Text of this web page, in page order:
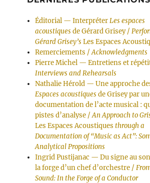
Éditorial — InterpréterLes espaces
acoustiques de Gérard Grisey /
Gérard Grisey’sLes Espaces
Remerciements /Acknowledgments
Pierre Michel — Entretiens et
Interviews and Rehearsals
Nathalie Hérold — Une approche
Espaces acoustiques de Grisey par
documentation de l’acte musical :
pistes d’analyse /An Approach to
Les Espaces Acoustiques through a
Documentation of “Music as Act”:
Analytical Propositions
Ingrid Pustijanac — Du signe au
la forge d’un chef d’orchestre /
Sound: In the Forge of a Conductor